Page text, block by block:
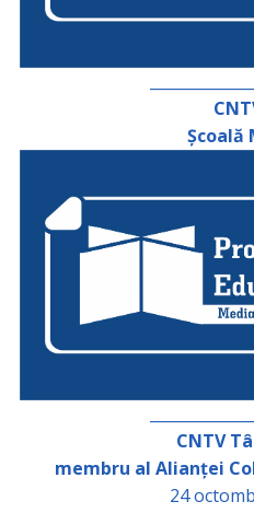
Școală
CNTV
membru al Alianței
24